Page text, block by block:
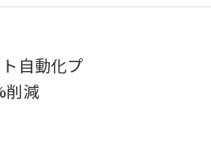
自動化プ
削減